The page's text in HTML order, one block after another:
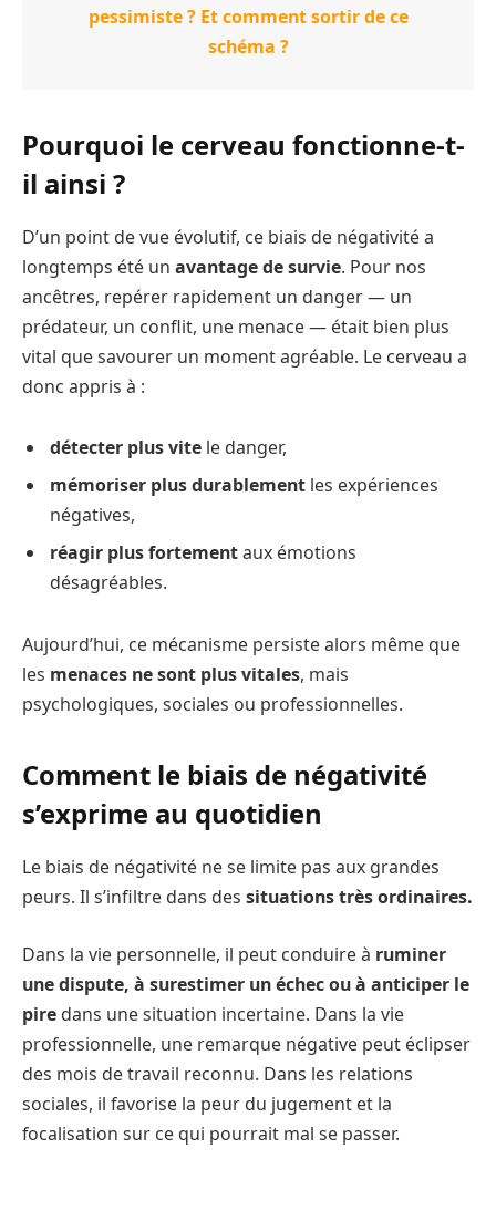
pessimiste ? Et comment sortir de ce
schéma ?
Pourquoi le cerveau fonctionne-t-
il ainsi ?
D’un point de vue évolutif, ce biais de négativité a
longtemps été un avantage de survie. Pour nos
ancêtres, repérer rapidement un danger — un
prédateur, un conflit, une menace — était bien plus
vital que savourer un moment agréable. Le cerveau a
donc appris à :
détecter plus vite le danger,
mémoriser plus durablement les expériences
négatives,
réagir plus fortementaux émotions
désagréables.
Aujourd’hui, ce mécanisme persiste alors même que
les menaces ne sont plus vitales, mais
psychologiques, sociales ou professionnelles.
Comment le biais de négativité
s’exprime au quotidien
Le biais de négativité ne se limite pas aux grandes
peurs. Il s’infiltre dans des situations très ordinaires.
Dans la vie personnelle, il peut conduire à ruminer
une dispute, à surestimer un échec ou à anticiper le
pire dans une situation incertaine. Dans la vie
professionnelle, une remarque négative peut éclipser
des mois de travail reconnu. Dans les relations
sociales, il favorise la peur du jugement et la
focalisation sur ce qui pourrait mal se passer.